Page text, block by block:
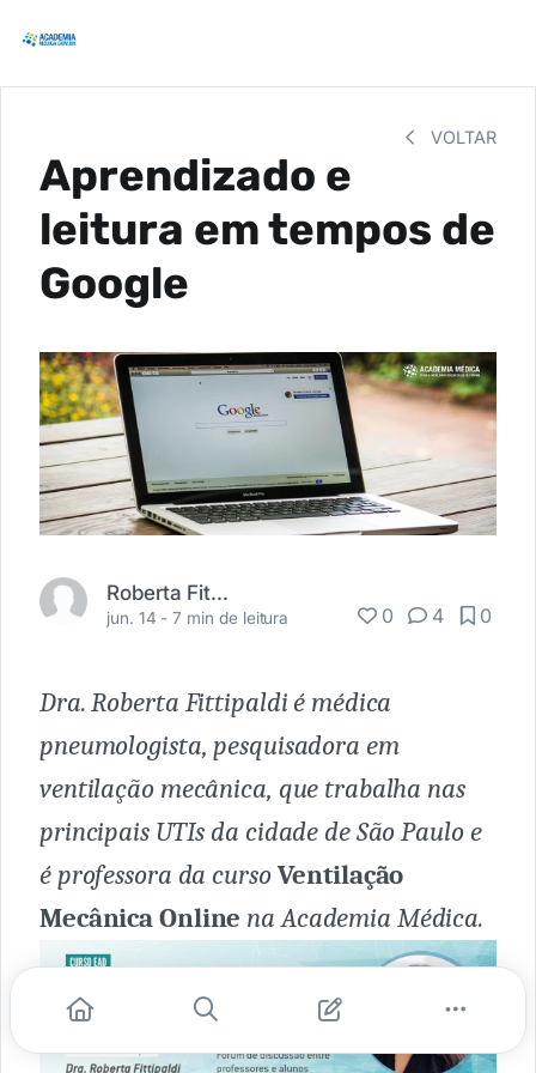
VOLTAR
Aprendizado e
leitura em tempos de
Google
Roberta Fittipaldi
jun. 14 -7 min de leitura 0 4 0
Dra. Roberta Fittipaldi é médica
pneumologista, pesquisadora em
ventilação mecânica, que trabalha nas
principais UTIs da cidade de São Paulo e
é professora da cursoVentilação
Mecânica Online na Academia Médica.